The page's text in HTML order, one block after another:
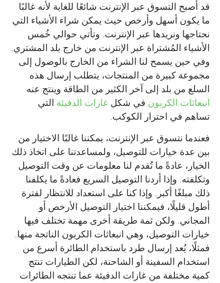
قد أصبح التسوق عبر الإنترنت شائعًا للغاية لأنه غالبًا
ما يكون أسهل وأرخص حيث يمكن شراء الأشياء التي
نحتاجها ونريدها عبر الإنترنت. وتأتي حوالي خُمس
الأشياء المُشتراة عبر الإنترنت من خارج بلد المشتري.
وفي حين يسمح لنا الشراء من الخارج بالوصول إلى
مجموعة كبيرة من المنتجات، يتطلب إرسال هذه
السلع من بلد إلى آخر الكثير من الطاقة وينتج عنه
انبعاثات الكربون في شكل غازات الدفيئة التي
تساهم في احترار الكوكب.
فعندما نتسوق عبر الإنترنت، يمكننا غالبًا الاختيار من
بين عدة خيارات للتوصيل، ولمساعدتنا على اتخاذ ذلك
الخيار، عادةً ما تُقدم لنا معلومات عن وقت التوصيل
وتكلفته. وإذا أردنا التوصيل السريع فعادةً ما يكلفنا
ذلك مبلغًا أكبر. وإذا كنا على استعداد للانتظار لفترة
أطول قليلًا، فيمكننا اختيار التوصيل الأرخص أو
المجاني. ولكن ثمة طريقة أخرى مهمة تختلف فيها
خيارات التوصيل، وهي انبعاثات الكربون الناتجة منها.
فمثلًا، يُعد إرسال طرد باستخدام الطائرة أسرع من
استخدام السفينة أو الشاحنة، لكن الطيارات تنتج
كمية مختلفة من غازات الدفيئة عما تنتجه الطائرات